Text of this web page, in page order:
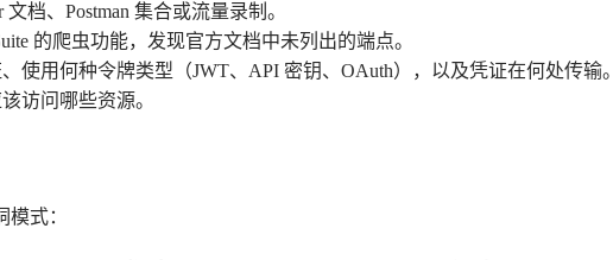
文档、Postman 集合或流量录制。
的爬虫功能，发现官方文档中未列出的端点。
使用何种令牌类型（JWT、API 密钥、OAuth），以及凭证在何处传输。
访问哪些资源。
式：